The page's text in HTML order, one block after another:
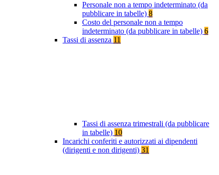
Personale non a tempo indeterminato (da
pubblicare in tabelle) 8
Costo del personale non a tempo
indeterminato (da pubblicare in tabelle) 6
Tassi di assenza 11
Tassi di assenza trimestrali (da pubblicare
in tabelle) 10
Incarichi conferiti e autorizzati ai dipendenti
(dirigenti e non dirigenti) 31